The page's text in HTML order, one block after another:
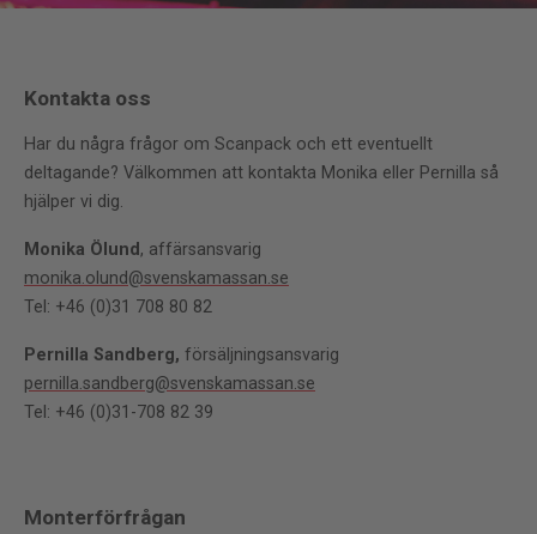
Kontakta oss
Har du några frågor om Scanpack och ett eventuellt
deltagande? Välkommen att kontakta Monika eller Pernilla så
hjälper vi dig.
Monika Ölund , affärsansvarig
monika.olund@svenskamassan.se
Tel: +46 (0)31 708 80 82
Pernilla Sandberg, försäljningsansvarig
pernilla.sandberg@svenskamassan.se
Tel: +46 (0)31-708 82 39
Monterförfrågan